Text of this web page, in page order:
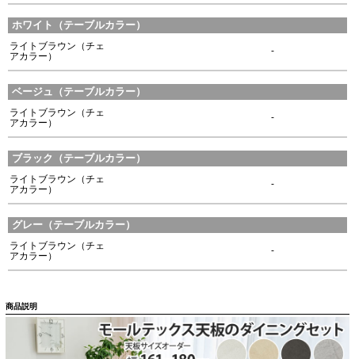
ホワイト（テーブルカラー）
ライトブラウン（チェ
アカラー）
-
ベージュ（テーブルカラー）
ライトブラウン（チェ
アカラー）
-
ブラック（テーブルカラー）
ライトブラウン（チェ
アカラー）
-
グレー（テーブルカラー）
ライトブラウン（チェ
アカラー）
-
商品説明